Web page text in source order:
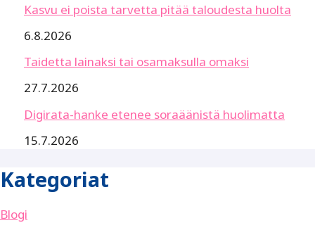
Kasvu ei poista tarvetta pitää taloudesta huolta
6.8.2026
Taidetta lainaksi tai osamaksulla omaksi
27.7.2026
Digirata-hanke etenee soraäänistä huolimatta
15.7.2026
Kategoriat
Blogi